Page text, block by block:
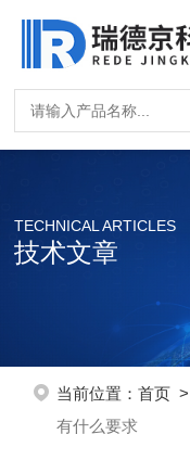
TECHNICAL ARTICLES
技术文章
当前位置： 首页>
有什么要求